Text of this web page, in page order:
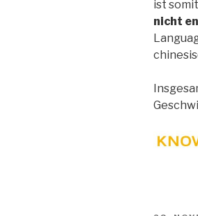
ist
nicht